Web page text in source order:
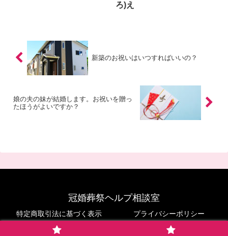
ろ)え
新築のお祝いはいつすればいいの？
娘の夫の妹が結婚します。お祝いを贈っ
たほうがよいですか？
冠婚葬祭ヘルプ相談室
特定商取引法に基づく表示 プライバシーポリシー
© 2018-2026 冠婚葬祭ヘルプ相談室.